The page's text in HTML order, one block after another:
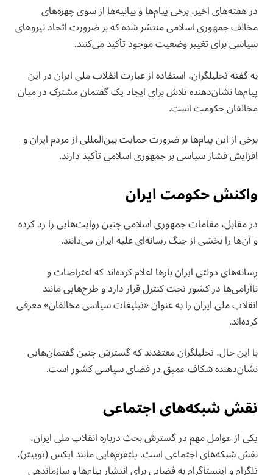
در هفته‌های اخیر، برخی پیام‌ها و بیانیه‌ها از سوی چهره‌های
مخالف جمهوری اسلامی منتشر شده که بر ضرورت اتحاد نیروهای
سیاسی برای تغییر وضعیت موجود تأکید می‌کنند.
به گفته تحلیلگران، استفاده از عبارت انقلاب ملی ایران در این
پیام‌ها نشان‌دهنده تلاش برای ایجاد یک گفتمان مشترک در میان
مخالفان حکومت است.
برخی از این پیام‌ها بر ضرورت حمایت بین‌المللی از مردم ایران و
افزایش فشار سیاسی بر جمهوری اسلامی تأکید دارند.
واکنش حکومت ایران
در مقابل، مقامات جمهوری اسلامی چنین روایت‌هایی را رد کرده
و آن‌ها را بخشی از جنگ رسانه‌ای علیه ایران می‌دانند.
رسانه‌های دولتی ایران بارها اعلام کرده‌اند که اعتراضات و
ناآرامی‌ها در کشور تحت کنترل قرار دارد و طرح‌هایی مانند
انقلاب ملی ایران را به عنوان «تبلیغات سیاسی مخالفان» معرفی
کرده‌اند.
با این حال، تحلیلگران معتقدند که گسترش چنین گفتمان‌هایی
نشان‌دهنده شکاف عمیق در فضای سیاسی کشور است.
نقش شبکه‌های اجتماعی
یکی از عوامل مهم در گسترش بحث درباره انقلاب ملی ایران،
نقش شبکه‌های اجتماعی است. پلتفرم‌هایی مانند ایکس (توییتر)،
تلگرام و اینستاگرام به فضایی برای انتشار پیام‌ها و سازماندهی